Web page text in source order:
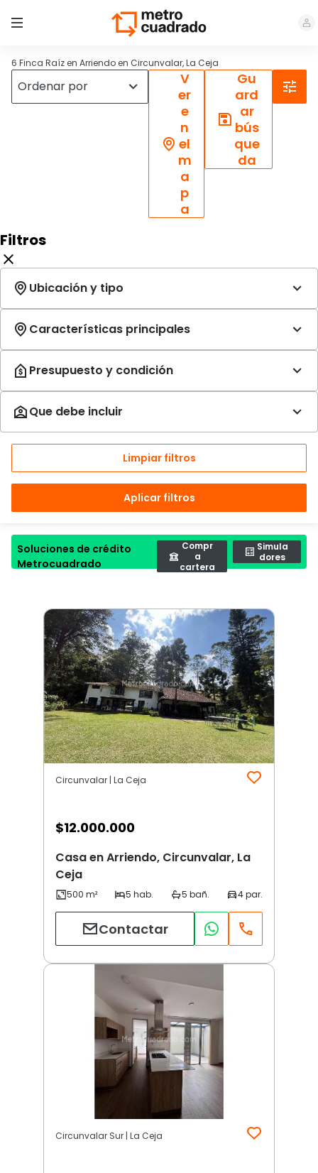
6 Finca Raíz en Arriendo en Circunvalar, La Ceja
V
er
e
n
el
m
a
p
a
Gu
ard
ar
bús
que
da
Filtros
Limpiar filtros
Aplicar filtros
Soluciones de crédito
Metrocuadrado
Compr
a
cartera
Simula
dores
Circunvalar | La Ceja
$12.000.000
Casa en Arriendo, Circunvalar, La
Ceja
Contactar
Circunvalar Sur | La Ceja